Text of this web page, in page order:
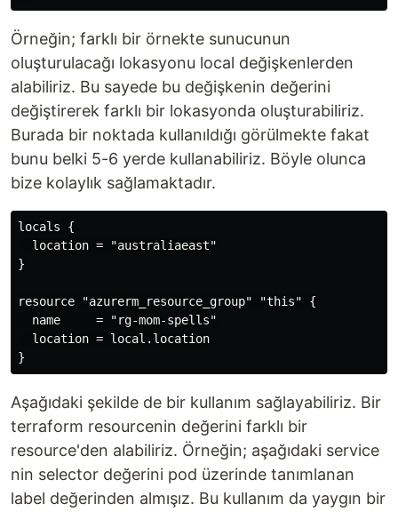
Örneğin; farklı bir örnekte sunucunun
oluşturulacağı lokasyonu local değişkenlerden
alabiliriz. Bu sayede bu değişkenin değerini
değiştirerek farklı bir lokasyonda oluşturabiliriz.
Burada bir noktada kullanıldığı görülmekte fakat
bunu belki 5-6 yerde kullanabiliriz. Böyle olunca
bize kolaylık sağlamaktadır.
locals {
  location = "australiaeast"
}
resource "azurerm_resource_group" "this" {
  name     = "rg-mom-spells"
  location = local.location
Aşağıdaki şekilde de bir kullanım sağlayabiliriz. Bir
terraform resourcenin değerini farklı bir
resource'den alabiliriz. Örneğin; aşağıdaki service
nin selector değerini pod üzerinde tanımlanan
label değerinden almışız. Bu kullanım da yaygın bir